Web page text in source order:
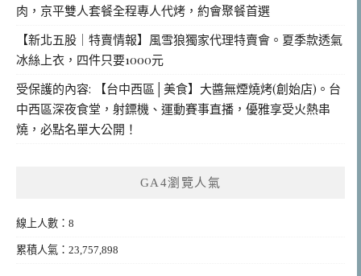
肉，京平雙人套餐全程專人代烤，約會聚餐首選
【新北五股｜特賣情報】風雪狼獨家代理特賣會。夏季款透氣
冰絲上衣，四件只要1000元
受保護的內容: 【台中西區│美食】大醬無煙燒烤(創始店)。台
中西區深夜食堂，射鏢機、運動賽事直播，優雅享受火熱串
燒，必點名單大公開！
GA4瀏覽人氣
線上人數：8
累積人氣：23,757,898